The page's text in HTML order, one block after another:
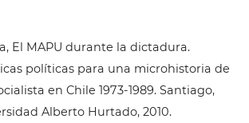
El MAPU durante la dictadura.
políticas para una microhistoria de
en Chile 1973-1989. Santiago,
Alberto Hurtado, 2010.